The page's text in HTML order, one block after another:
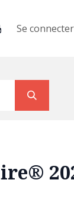
Contact
Se connecter